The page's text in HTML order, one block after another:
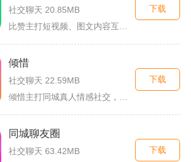
社交聊天 20.85MB
比赞主打短视频、图文内容互动与创作者福利回馈，日常碎片时间打...
下载
倾惜
社交聊天 22.59MB
下载
同城聊友圈
社交聊天 63.42MB 下载